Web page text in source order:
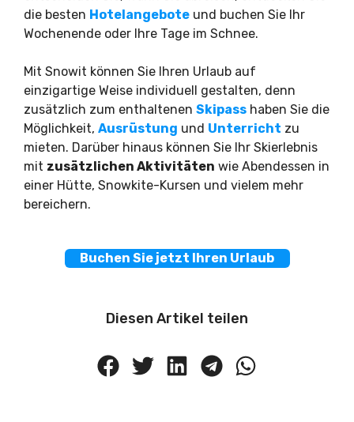
die besten Hotelangebote und buchen Sie Ihr
Wochenende oder Ihre Tage im Schnee.
Mit Snowit können Sie Ihren Urlaub auf
einzigartige Weise individuell gestalten, denn
zusätzlich zum enthaltenen Skipass haben Sie die
Möglichkeit, Ausrüstung und Unterricht zu
mieten. Darüber hinaus können Sie Ihr Skierlebnis
mit zusätzlichen Aktivitäten wie Abendessen in
einer Hütte, Snowkite-Kursen und vielem mehr
bereichern.
Buchen Sie jetzt Ihren Urlaub
Diesen Artikel teilen